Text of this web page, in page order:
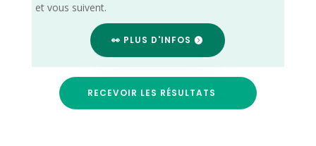
et vous suivent.
👀 PLUS D'INFOS
RECEVOIR LES RÉSULTATS